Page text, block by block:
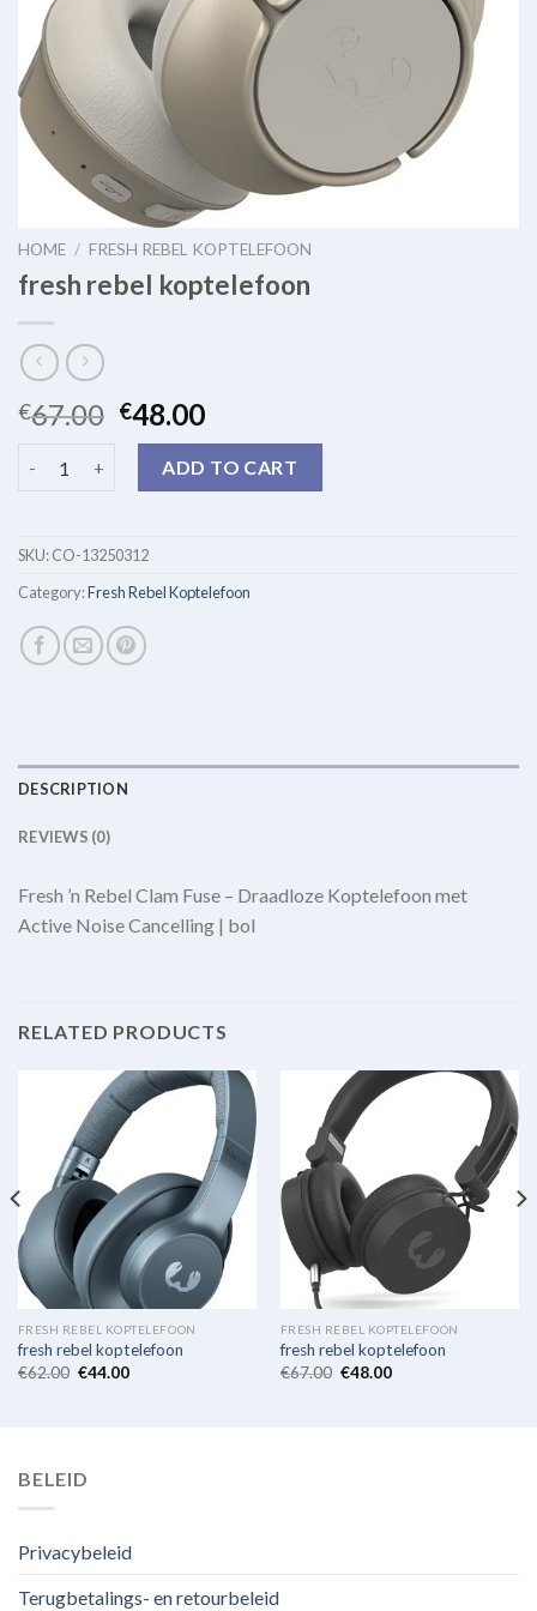
HOME / FRESH REBEL KOPTELEFOON
fresh rebel koptelefoon
€67.00 €48.00
ADD TO CART
SKU:CO-13250312
Category:Fresh Rebel Koptelefoon
DESCRIPTION
REVIEWS (0)
Fresh ’n Rebel Clam Fuse – Draadloze Koptelefoon met
Active Noise Cancelling | bol
RELATED PRODUCTS
FRESH REBEL KOPTELEFOON
fresh rebel koptelefoon
€62.00 €44.00
FRESH REBEL KOPTELEFOON
fresh rebel koptelefoon
€67.00 €48.00
BELEID
Privacybeleid
Terugbetalings- en retourbeleid